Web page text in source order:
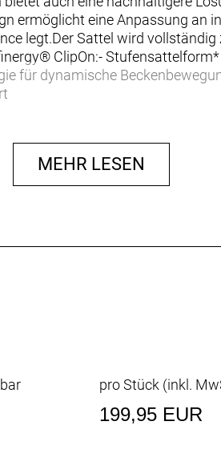
ermöglicht eine Anpassung an
legt.Der Sattel wird
ClipOn:-
für dynamische
MEHR LESEN
pro Stück (inkl.
199,95 EUR